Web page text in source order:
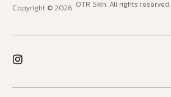
Copyright © 2026 OTR Skin. All rights reserved.